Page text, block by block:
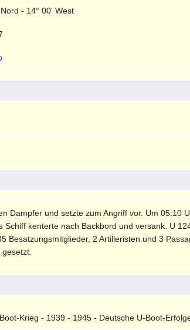
- 14° 00' West
Dampfer und setzte zum Angriff vor. Um 05:10
Schiff kenterte nach Backbord und versank. U
Besatzungsmitglieder, 2 Artilleristen und 3
Krieg - 1939 - 1945 - Deutsche U-Boot-